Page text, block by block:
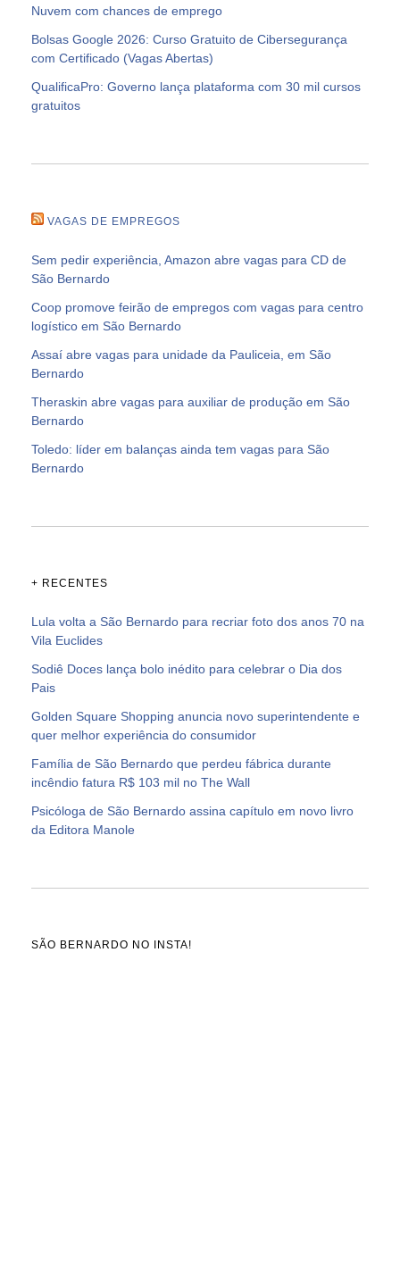
Nuvem com chances de emprego
Bolsas Google 2026: Curso Gratuito de Cibersegurança
com Certificado (Vagas Abertas)
QualificaPro: Governo lança plataforma com 30 mil cursos
gratuitos
VAGAS DE EMPREGOS
Sem pedir experiência, Amazon abre vagas para CD de
São Bernardo
Coop promove feirão de empregos com vagas para centro
logístico em São Bernardo
Assaí abre vagas para unidade da Pauliceia, em São
Bernardo
Theraskin abre vagas para auxiliar de produção em São
Bernardo
Toledo: líder em balanças ainda tem vagas para São
Bernardo
+ RECENTES
Lula volta a São Bernardo para recriar foto dos anos 70 na
Vila Euclides
Sodiê Doces lança bolo inédito para celebrar o Dia dos
Pais
Golden Square Shopping anuncia novo superintendente e
quer melhor experiência do consumidor
Família de São Bernardo que perdeu fábrica durante
incêndio fatura R$ 103 mil no The Wall
Psicóloga de São Bernardo assina capítulo em novo livro
da Editora Manole
SÃO BERNARDO NO INSTA!